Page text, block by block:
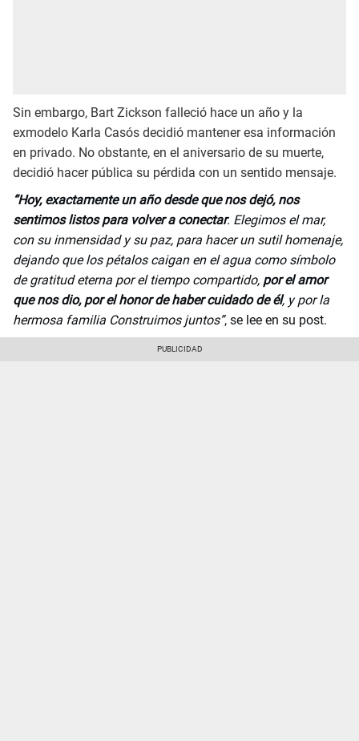
Sin embargo, Bart Zickson falleció hace un año y la
exmodelo Karla Casós decidió mantener esa información
en privado. No obstante, en el aniversario de su muerte,
decidió hacer pública su pérdida con un sentido mensaje.
“Hoy, exactamente un año desde que nos dejó, nos
sentimos listos para volver a conectar. Elegimos el mar,
con su inmensidad y su paz, para hacer un sutil homenaje,
dejando que los pétalos caigan en el agua como símbolo
de gratitud eterna por el tiempo compartido, por el amor
que nos dio, por el honor de haber cuidado de él, y por la
hermosa familia Construimos juntos”, se lee en su post.